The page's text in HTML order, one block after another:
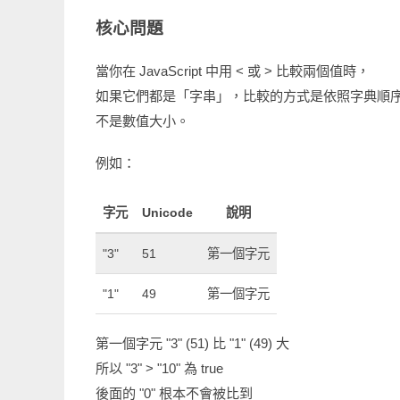
核心問題
當你在 JavaScript 中用 < 或 > 比較兩個值時，
如果它們都是「字串」，比較的方式是依照字典順
不是數值大小。
例如：
字元 Unicode 說明
"3" 51 第一個字元
"1" 49 第一個字元
第一個字元 "3" (51) 比 "1" (49) 大
所以 "3" > "10" 為 true
後面的 "0" 根本不會被比到